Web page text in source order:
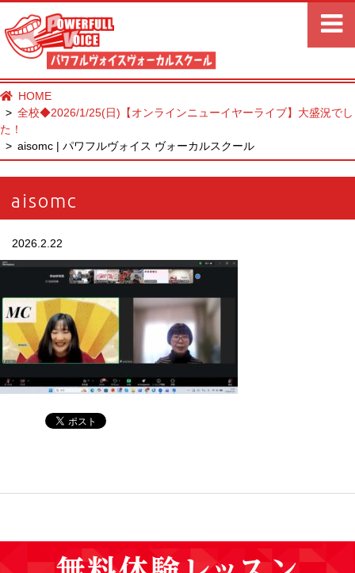
HOME
全校◆2026/1/25(日)【オンラインニューイヤーライブ】大盛況でし
た！
aisomc | パワフルヴォイス ヴォーカルスクール
aisomc
2026.2.22